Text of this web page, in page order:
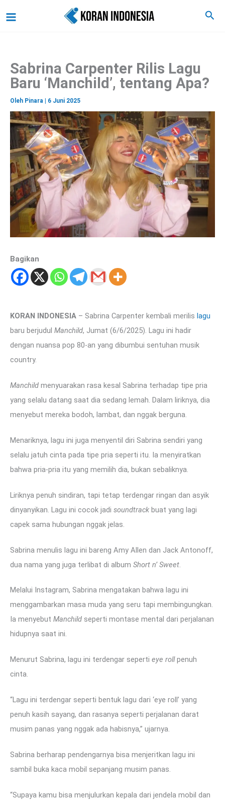
ke
Cari
Sabrina Carpenter Rilis Lagu
Baru ‘Manchild’, tentang Apa?
Oleh Pinara 6 Juni 2025
Bagikan
KORAN INDONESIA – Sabrina Carpenter kembali merilis lagu
baru berjudul Manchild, Jumat (6/6/2025). Lagu ini hadir
dengan nuansa pop 80-an yang dibumbui sentuhan musik
country.
Manchild menyuarakan rasa kesal Sabrina terhadap tipe pria
yang selalu datang saat dia sedang lemah. Dalam liriknya, dia
menyebut mereka bodoh, lambat, dan nggak berguna.
Menariknya, lagu ini juga menyentil diri Sabrina sendiri yang
selalu jatuh cinta pada tipe pria seperti itu. Ia menyiratkan
bahwa pria-pria itu yang memilih dia, bukan sebaliknya.
Liriknya penuh sindiran, tapi tetap terdengar ringan dan asyik
dinyanyikan. Lagu ini cocok jadi soundtrack buat yang lagi
capek sama hubungan nggak jelas.
Sabrina menulis lagu ini bareng Amy Allen dan Jack Antonoff,
dua nama yang juga terlibat di album Short n’ Sweet
Melalui Instagram, Sabrina mengatakan bahwa lagu ini
menggambarkan masa muda yang seru tapi membingungkan.
Ia menyebut Manchild seperti montase mental dari perjalanan
hidupnya saat ini.
Menurut Sabrina, lagu ini terdengar seperti eye rollpenuh
cinta.
“Lagu ini terdengar seperti bentuk lagu dari ‘eye roll’ yang
penuh kasih sayang, dan rasanya seperti perjalanan darat
musim panas yang nggak ada habisnya,” ujarnya.
Sabrina berharap pendengarnya bisa menjeritkan lagu ini
sambil buka kaca mobil sepanjang musim panas.
“Supaya kamu bisa menjulurkan kepala dari jendela mobil dan
a